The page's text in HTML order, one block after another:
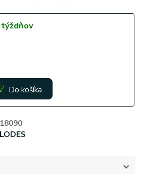
Do košíka
18090
LODES